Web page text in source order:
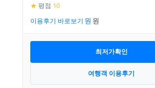
★ 평점 10
이용후기 바로보기
최저가확인
여행객 이용후기